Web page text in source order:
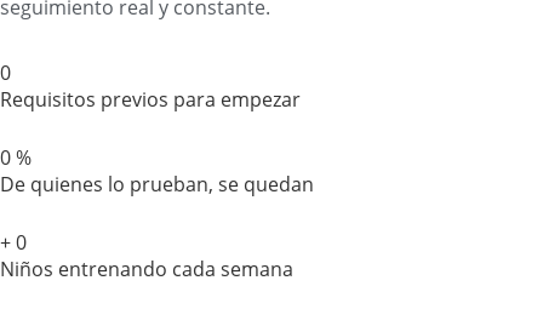
seguimiento real y constante.
0
Requisitos previos para empezar
0%
De quienes lo prueban, se quedan
+0
Niños entrenando cada semana